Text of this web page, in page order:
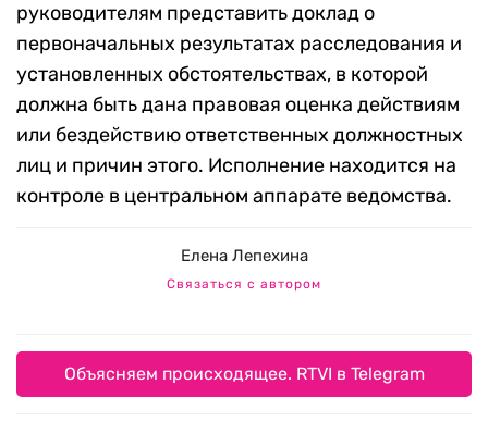
руководителям представить доклад о
первоначальных результатах расследования и
установленных обстоятельствах, в которой
должна быть дана правовая оценка действиям
или бездействию ответственных должностных
лиц и причин этого. Исполнение находится на
контроле в центральном аппарате ведомства.
Елена Лепехина
Связаться с автором
Объясняем происходящее. RTVI в Telegram